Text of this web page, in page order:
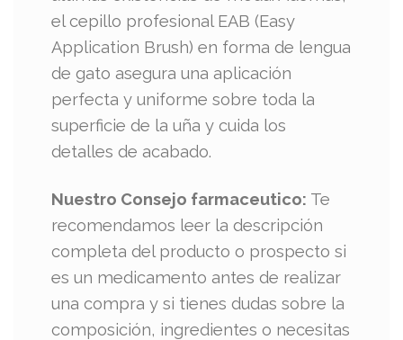
el cepillo profesional EAB (Easy
Application Brush) en forma de lengua
de gato asegura una aplicación
perfecta y uniforme sobre toda la
superficie de la uña y cuida los
detalles de acabado.
Nuestro Consejo farmaceutico: Te
recomendamos leer la descripción
completa del producto o prospecto si
es un medicamento antes de realizar
una compra y si tienes dudas sobre la
composición, ingredientes o necesitas